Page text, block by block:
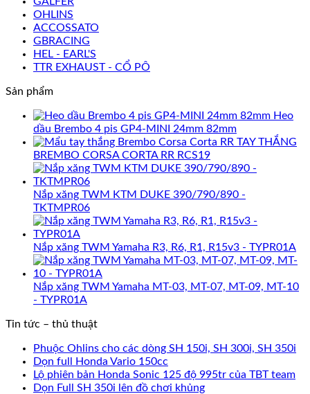
OHLINS
ACCOSSATO
GBRACING
HEL - EARL'S
TTR EXHAUST - CỔ PÔ
Sản phẩm
Heo
dầu Brembo 4 pis GP4-MINI 24mm 82mm
TAY THẮNG
BREMBO CORSA CORTA RR RCS19
Nắp xăng TWM KTM DUKE 390/790/890 -
TKTMPR06
Nắp xăng TWM Yamaha R3, R6, R1, R15v3 - TYPR01A
Nắp xăng TWM Yamaha MT-03, MT-07, MT-09, MT-10
- TYPR01A
Tin tức – thủ thuật
Phuộc Ohlins cho các dòng SH 150i, SH 300i, SH 350i
Dọn full Honda Vario 150cc
Lộ phiên bản Honda Sonic 125 độ 995tr của TBT team
Dọn Full SH 350i lên đồ chơi khủng